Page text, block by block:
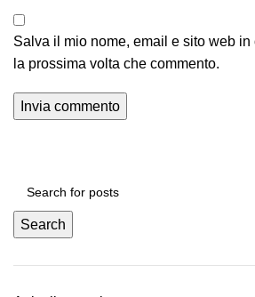
Salva il mio nome, email e sito web
la prossima volta che commento.
Search